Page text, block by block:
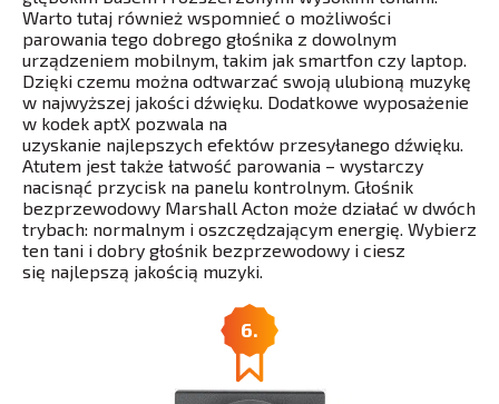
Warto tutaj również wspomnieć o możliwości
parowania tego dobrego głośnika z dowolnym
urządzeniem mobilnym, takim jak smartfon czy laptop.
Dzięki czemu można odtwarzać swoją ulubioną muzykę
w najwyższej jakości dźwięku. Dodatkowe wyposażenie
w kodek aptX pozwala na
uzyskanie najlepszych efektów przesyłanego dźwięku.
Atutem jest także łatwość parowania – wystarczy
nacisnąć przycisk na panelu kontrolnym. Głośnik
bezprzewodowy Marshall Acton może działać w dwóch
trybach: normalnym i oszczędzającym energię. Wybierz
ten tani i dobry głośnik bezprzewodowy i ciesz
się najlepszą jakością muzyki.
6.